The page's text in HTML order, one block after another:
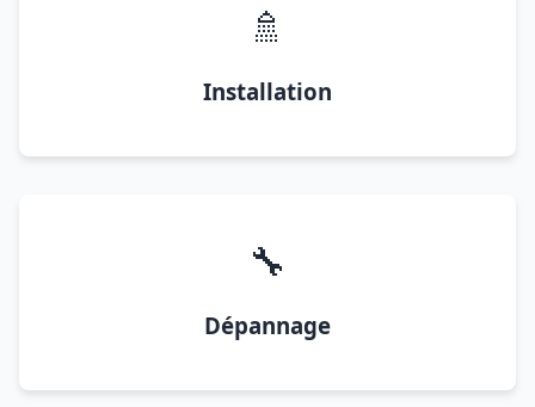
🚿
Installation
🔧
Dépannage